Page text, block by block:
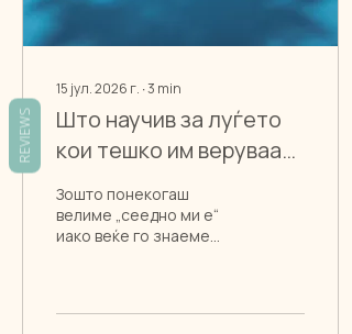
15 јул. 2026 г. ∙3 min
Што научив за луѓето
кои тешко им веруваат
„не“
Зошто понекогаш
велиме „сеедно ми е“
иако веќе го знаеме
сигнали и постепеното
REVIEWS